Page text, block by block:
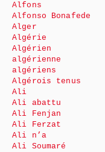
Alfons
Alfonso Bonafede
Alger
Algérie
Algérien
algérienne
algériens
Algérois tenus
Ali
Ali abattu
Ali Fenjan
Ali Ferzat
Ali n’a
Ali Soumaré